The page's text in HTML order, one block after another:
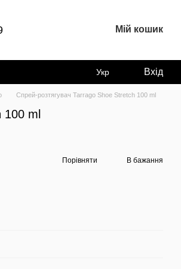
Мій кошик
Укр Вхід
Спрей-розтягувач Tarrago Shoe Stretch 100 ml
100 ml
Порівняти В бажання